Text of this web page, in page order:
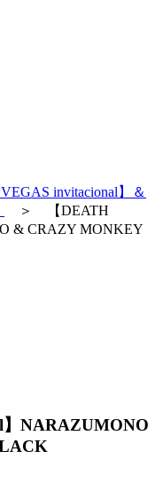
VEGAS invitacional】＆
＞ 【DEATH
& CRAZY MONKEY
】NARAZUMONO